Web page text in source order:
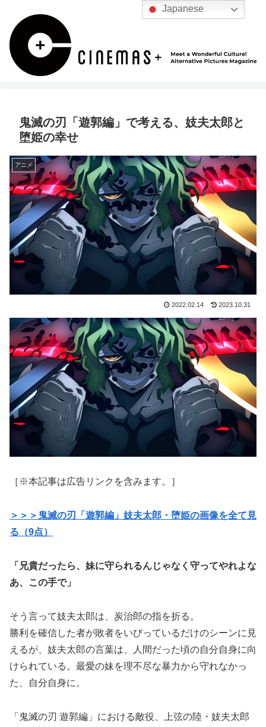
鬼滅の刃「遊郭編」で考える、妓夫太郎と
堕姫の幸せ
アニメ
2022.02.14 2023.10.31
［※本記事は広告リンクを含みます。］
＞＞＞鬼滅の刃「遊郭編」妓夫太郎・堕姫の画像を全て見
る（9点）
「兄貴だったら、妹に守られるんじゃなく守ってやれよな
あ、この手で」
そう言って妓夫太郎は、炭治郎の指を折る。
勝利を確信した者が敗者をいびっているだけのシーンに見
えるが、妓夫太郎の言葉は、人間だった頃の自分自身に向
けられている。最愛の妹を理不尽な暴力から守れなかっ
た、自分自身に。
「鬼滅の刃 遊郭編」における敵役、上弦の陸・妓夫太郎
Japanese